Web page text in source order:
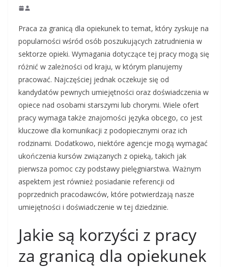
Praca za granicą dla opiekunek to temat, który zyskuje na
popularności wśród osób poszukujących zatrudnienia w
sektorze opieki. Wymagania dotyczące tej pracy mogą się
różnić w zależności od kraju, w którym planujemy
pracować. Najczęściej jednak oczekuje się od
kandydatów pewnych umiejętności oraz doświadczenia w
opiece nad osobami starszymi lub chorymi. Wiele ofert
pracy wymaga także znajomości języka obcego, co jest
kluczowe dla komunikacji z podopiecznymi oraz ich
rodzinami. Dodatkowo, niektóre agencje mogą wymagać
ukończenia kursów związanych z opieką, takich jak
pierwsza pomoc czy podstawy pielęgniarstwa. Ważnym
aspektem jest również posiadanie referencji od
poprzednich pracodawców, które potwierdzają nasze
umiejętności i doświadczenie w tej dziedzinie.
Jakie są korzyści z pracy
za granicą dla opiekunek